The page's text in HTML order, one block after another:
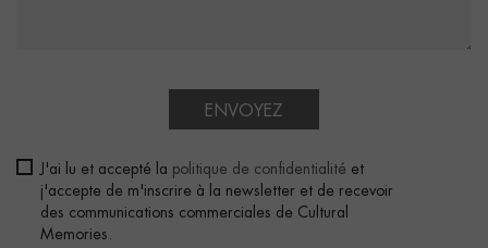
ENVOYEZ
J'ai lu et accepté la politique de confidentialité et
j'accepte de m'inscrire à la newsletter et de recevoir
des communications commerciales de Cultural
Memories.